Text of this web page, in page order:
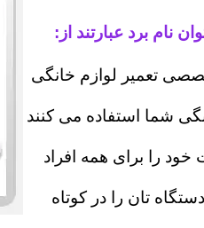
نام برد عبارتند از:
تعمیر لوازم خانگی
شما استفاده می کنند
را برای همه افراد
تان را در کوتاه